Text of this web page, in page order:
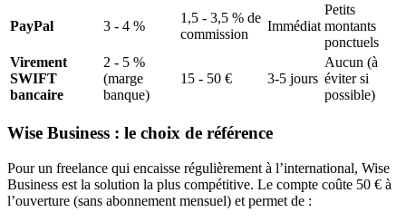
PayPal 3 - 4 %
1,5 - 3,5 % de
commission
Immédiat
Petits
montants
ponctuels
Virement
SWIFT
bancaire
2 - 5 %
(marge
banque)
15 - 50 € 3-5 jours
Aucun (à
éviter si
possible)
Wise Business : le choix de référence
Pour un freelance qui encaisse régulièrement à l’international, Wise
Business est la solution la plus compétitive. Le compte coûte 50 € à
l’ouverture (sans abonnement mensuel) et permet de :